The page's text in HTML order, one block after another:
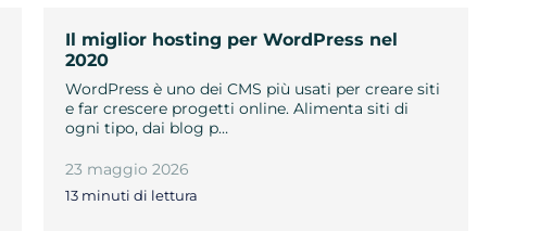
Il miglior hosting per WordPress nel
2020
WordPress è uno dei CMS più usati per creare siti
e far crescere progetti online. Alimenta siti di
ogni tipo, dai blog p…
23 maggio 2026
13 minuti di lettura